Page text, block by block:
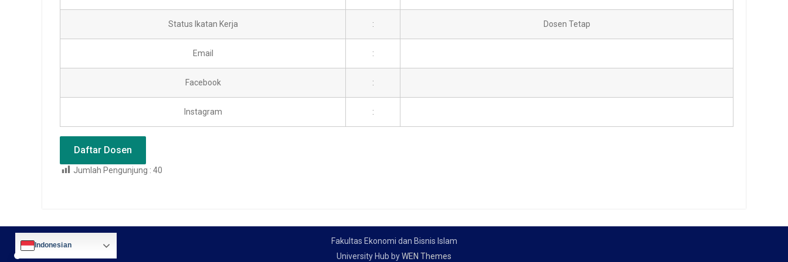
Status Ikatan Kerja : Dosen Tetap
Email :
Facebook :
Instagram :
Daftar Dosen
Jumlah Pengunjung : 40
Fakultas Ekonomi dan Bisnis Islam
University Hub byWEN Themes
Indonesian